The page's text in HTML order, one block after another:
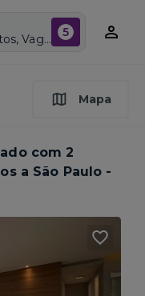
Individual ou Casal, 2+ Quartos, Vagas de garagem: Sim, Semi mobiliado, Piscina 5
Mapa
com 2
a São Paulo -